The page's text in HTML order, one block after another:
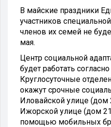
В майские праздники
участников
членов их семей не
мая.
Центр социальной
будет работать
Круглосуточные
окажут срочные
Иловайской улице (дом
Ижорской улице (дом
помощью мобильных